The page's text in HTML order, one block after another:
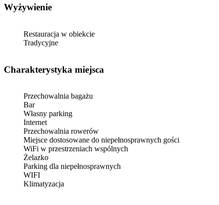
Wyżywienie
Restauracja w obiekcie
Tradycyjne
Charakterystyka miejsca
Przechowalnia bagażu
Bar
Własny parking
Internet
Przechowalnia rowerów
Miejsce dostosowane do niepełnosprawnych gości
WiFi w przestrzeniach wspólnych
Żelazko
Parking dla niepełnosprawnych
WIFI
Klimatyzacja